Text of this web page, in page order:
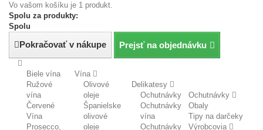
Vo vašom košíku je 1 produkt.
Spolu za produkty:
Spolu
Pokračovať v nákupe Prejsť na objednávku
Vína
Biele vína
Ružové
vína
Červené
Vína
Prosecco,
Delikatesy
Olivové
oleje
Španielske
olivové
oleje
Ochutnávky
Ochutnávky
Ochutnávky
vína
Ochutnávky
Obaly
Tipy na darčeky
Výrobcovia